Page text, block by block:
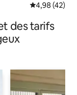
Évaluation
4,98 (42)
des tarifs